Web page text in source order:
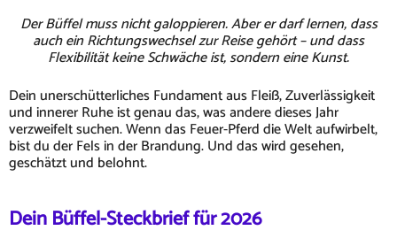
Der Büffel muss nicht galoppieren. Aber er darf lernen, dass
auch ein Richtungswechsel zur Reise gehört – und dass
Flexibilität keine Schwäche ist, sondern eine Kunst.
Dein unerschütterliches Fundament aus Fleiß, Zuverlässigkeit
und innerer Ruhe ist genau das, was andere dieses Jahr
verzweifelt suchen. Wenn das Feuer-Pferd die Welt aufwirbelt,
bist du der Fels in der Brandung. Und das wird gesehen,
geschätzt und belohnt.
Dein Büffel-Steckbrief für 2026